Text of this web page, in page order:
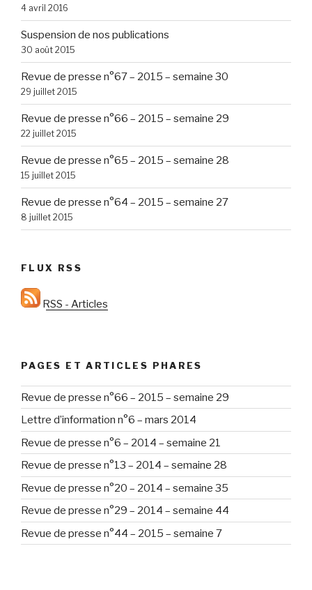
4 avril 2016
Suspension de nos publications
30 août 2015
Revue de presse n°67 – 2015 – semaine 30
29 juillet 2015
Revue de presse n°66 – 2015 – semaine 29
22 juillet 2015
Revue de presse n°65 – 2015 – semaine 28
15 juillet 2015
Revue de presse n°64 – 2015 – semaine 27
8 juillet 2015
FLUX RSS
RSS - Articles
PAGES ET ARTICLES PHARES
Revue de presse n°66 – 2015 – semaine 29
Lettre d’information n°6 – mars 2014
Revue de presse n°6 – 2014 – semaine 21
Revue de presse n°13 – 2014 – semaine 28
Revue de presse n°20 – 2014 – semaine 35
Revue de presse n°29 – 2014 – semaine 44
Revue de presse n°44 – 2015 – semaine 7